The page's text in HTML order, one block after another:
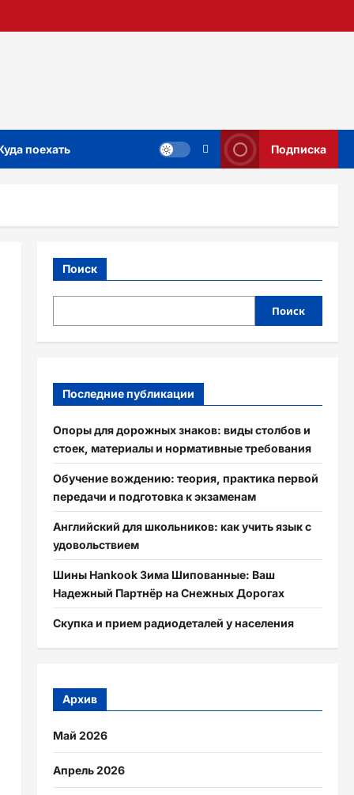
поехать Подписка
Поиск
Поиск
Последние публикации
Опоры для дорожных знаков: виды столбов и
стоек, материалы и нормативные требования
Обучение вождению: теория, практика первой
передачи и подготовка к экзаменам
Английский для школьников: как учить язык с
удовольствием
Шины Hankook Зима Шипованные: Ваш
Надежный Партнёр на Снежных Дорогах
Скупка и прием радиодеталей у населения
Архив
Май 2026
Апрель 2026